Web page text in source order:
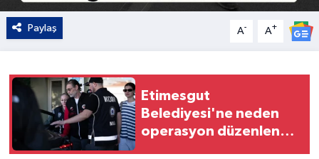
Paylaş A- A+
Etimesgut
Belediyesi'ne neden
operasyon düzenlendi?